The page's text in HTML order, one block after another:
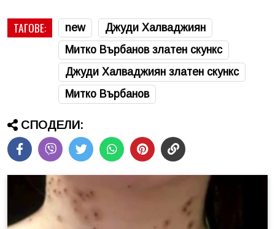
ТАГОВЕ: new
Джуди Халваджиян
Митко Върбанов златен скункс
Джуди Халваджиян златен скункс
Митко Върбанов
СПОДЕЛИ: